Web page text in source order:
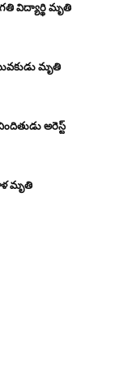
విద్యార్థి మృతి
మృతి
అరెస్ట్
మృతి